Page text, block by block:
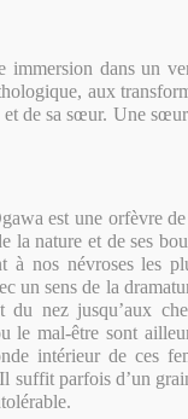
immersion dans un
aux
de sa sœur. Une
est une orfèvre
la nature et de ses
nos névroses les
un sens de la
nez jusqu’aux
le mal-être sont
intérieur de ces
suffit parfois d’un